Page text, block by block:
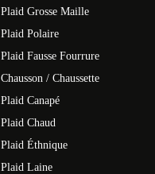
Plaid Grosse Maille
Plaid Polaire
Plaid Fausse Fourrure
Chausson / Chaussette
Plaid Canapé
Plaid Chaud
Plaid Éthnique
Plaid Laine